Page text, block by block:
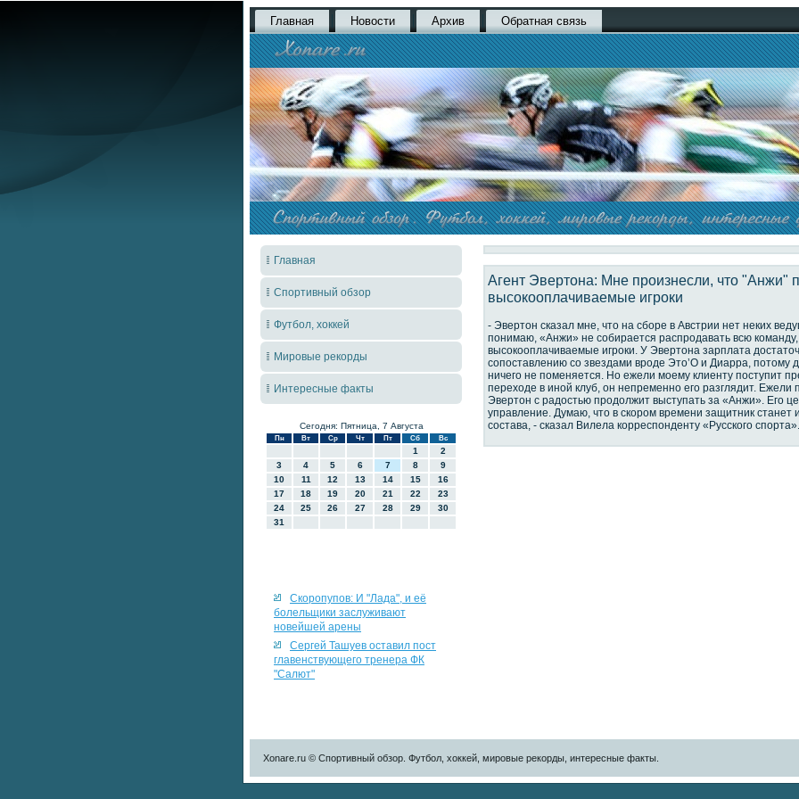
Главная Новости Архив Обратная связь
Главная
Спортивный обзор
Футбол, хоккей
Мировые рекорды
Интересные факты
Сегодня: Пятница, 7 Августа
Пн Вт Ср Чт Пт Сб Вс
1
2
3
4 5 6 7 8
9
10
11 12 13 14 15
16
17
18 19 20 21 22
23
24
25 26 27 28 29
30
31
Скоропупов: И "Лада", и её
болельщики заслуживают
новейшей арены
Сергей Ташуев оставил пост
главенствующего тренера ФК
"Салют"
Агент Эвертона: Мне произнесли, что "Анжи"
высокооплачиваемые игроки
- Эвертон сказал мне, что на сборе в Австрии нет неких
понимаю, «Анжи» не собирается распродавать всю
высокооплачиваемые игроки. У Эвертона зарплата
сопоставлению со звездами вроде Это’О и Диарра, потому
ничего не поменяется. Но ежели моему клиенту поступит
переходе в иной клуб, он непременно его разглядит. Ежели
Эвертон с радостью продолжит выступать за «Анжи». Его
управление. Думаю, что в скором времени защитник станет
состава, - сказал Вилела корреспонденту «Русского спорта».
Xonare.ru © Спортивный обзор. Футбол, хоккей, мировые рекорды, интересные факты.